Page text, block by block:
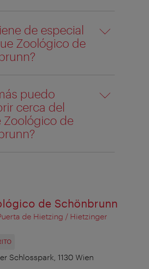
de especial
Zoológico de
puedo
cerca del
Zoológico de
de Schönbrunn
de Hietzing / Hietzinger
Schlosspark, 1130 Wien